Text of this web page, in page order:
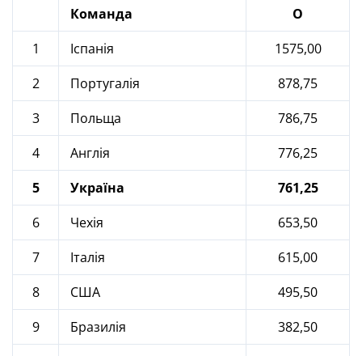
Команда
О
1
Іспанія
1575,00
2
Португалія
878,75
3
Польща
786,75
4
Англія
776,25
5
Україна
761,25
6
Чехія
653,50
7
Італія
615,00
8
США
495,50
9
Бразилія
382,50